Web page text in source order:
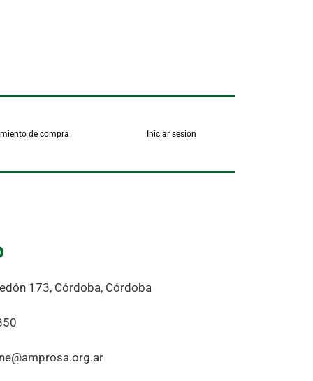
de compra Iniciar sesión
173, Córdoba, Córdoba